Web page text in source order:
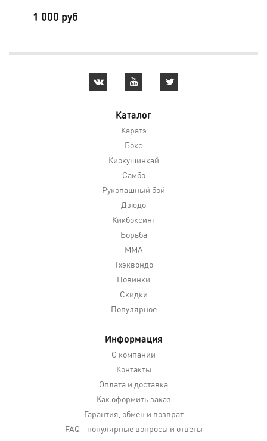
1 000 руб
Каталог
Каратэ
Бокс
Киокушинкай
Самбо
Рукопашный бой
Дзюдо
Кикбоксинг
Борьба
MMA
Тхэквондо
Новинки
Скидки
Популярное
Информация
О компании
Контакты
Оплата и доставка
Как оформить заказ
Гарантия, обмен и возврат
FAQ - популярные вопросы и ответы